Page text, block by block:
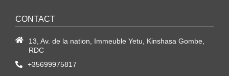
CONTACT
13, Av. de la nation, Immeuble Yetu, Kinshasa Gombe,
RDC
+35699975817